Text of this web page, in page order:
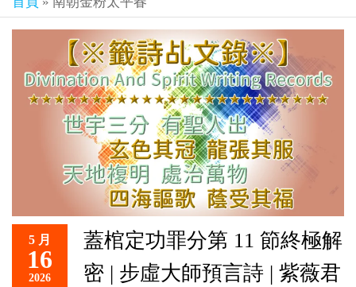
背
圖》
預
言-
紫薇
君寰
宇傳
奇官
網
樂
人
人
都
是
彌
賽
亞-
個
個
都
救
世
主
5 月
16
2026
蓋棺定功罪分第 11 節終極解
密 | 步虛大師預言詩 | 紫薇君